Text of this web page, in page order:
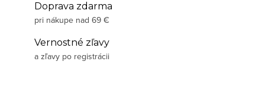
Doprava zdarma
pri nákupe nad 69 €
Vernostné zľavy
a zľavy po registrácii